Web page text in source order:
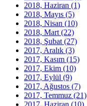
2018, Haziran (1)
2018, Mayıs (5)
2018, Nisan (10)
2018, Mart (22)
2018, Şubat (27)
2017, Aralık (3)
2017, Kasım (15)
2017, Ekim (10)
2017, Eylül (9)
2017, Ağustos (7)
2017, Temmuz (21)
2017, Haziran (10)